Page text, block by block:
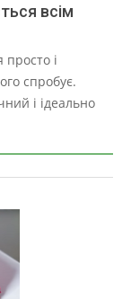
всім
просто і
спробує.
і ідеально